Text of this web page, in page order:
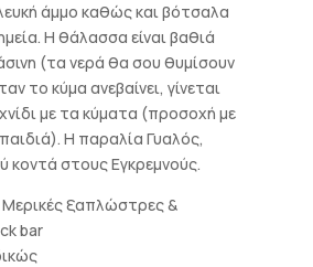
άμμο καθώς και βότσαλα
Η θάλασσα είναι βαθιά
(τα νερά θα σου θυμίσουν
το κύμα ανεβαίνει, γίνεται
με τα κύματα (προσοχή με
Η παραλία Γυαλός,
κοντά στους Εγκρεμνούς.
Μερικές ξαπλώστρες &
bar